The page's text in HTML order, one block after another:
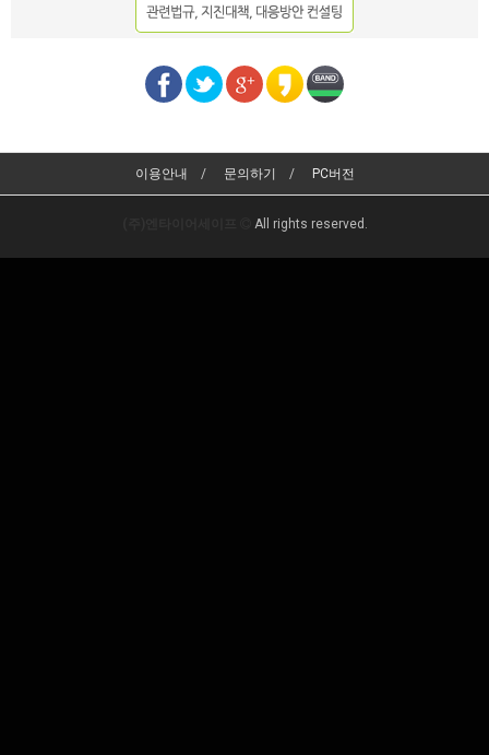
이용안내 문의하기 PC버전
All rights reserved.